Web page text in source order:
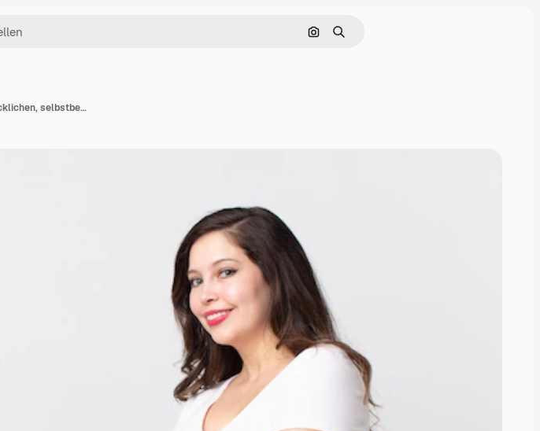
Nach Bild suchen
Suchen
Hübsche Frau, die mit verschränkten Armen und einem glücklichen, selbstbewussten, zufriedenen Ausdruck in die Kamera lächelt, Seitenansicht